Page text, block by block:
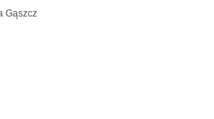
Gąszcz